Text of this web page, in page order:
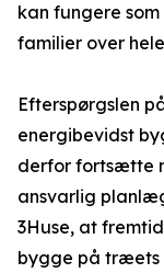
kan fungere
familier over
Efterspørgslen
energibevidst
derfor fortsætte
ansvarlig
3Huse, at
bygge på træets